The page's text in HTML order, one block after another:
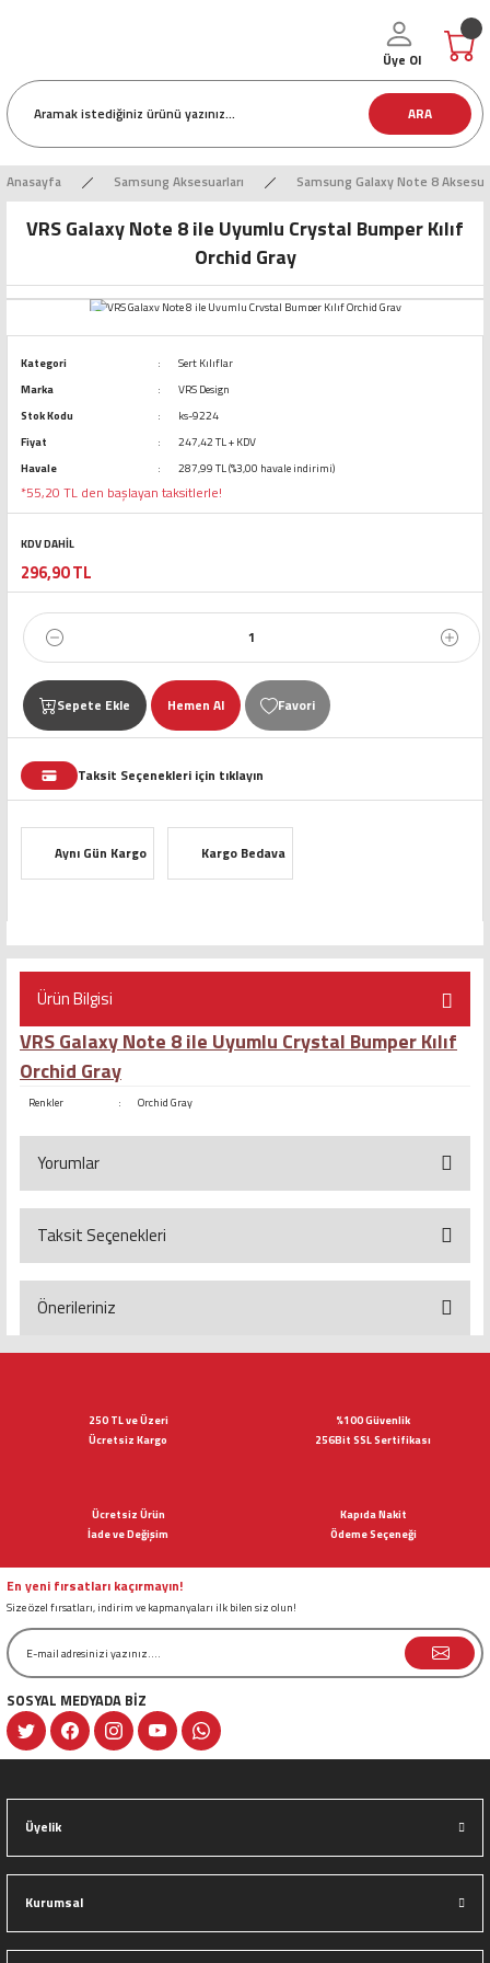
ARA
Üye Ol
Anasayfa Samsung Aksesuarları Samsung Galaxy Note 8
VRS Galaxy Note 8 ile Uyumlu Crystal Bumper Kılıf
Orchid Gray
Kategori
Sert Kılıflar
Marka
VRS Design
Stok Kodu
ks-9224
Fiyat
247,42 TL + KDV
Havale
287,99 TL (%3,00 havale indirimi)
*55,20 TL den başlayan taksitlerle!
KDV DAHİL
296,90 TL
Sepete Ekle Hemen Al
Taksit Seçenekleri için tıklayın
Aynı Gün Kargo Kargo Bedava
Ürün Bilgisi
VRS Galaxy Note 8 ile Uyumlu Crystal Bumper Kılıf
Orchid Gray
Renkler : Orchid Gray
Yorumlar
Bu ürüne ilk yorumu siz yapın!
Taksit Seçenekleri
Önerileriniz
Ürün bilgilerinde hatalar bulunuyor.
Bu ürüne benzer farklı alternatifler olmalı.
250 TL ve Üzeri
Ücretsiz Kargo
%100 Güvenlik
256Bit SSL Sertifikası
Ücretsiz Ürün
İade ve Değişim
Kapıda Nakit
Ödeme Seçeneği
En yeni fırsatları kaçırmayın!
Size özel fırsatları, indirim ve kapmanyaları ilk bilen siz olun!
SOSYAL MEDYADA BİZ
Üyelik
Kurumsal